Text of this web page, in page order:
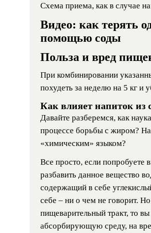
Схема приема, как в случае
Видео: как терять
помощью соды
Польза и вред
При комбинировании
похудеть за неделю на 5 кг и
Как влияет напиток из
Давайте разберемся, как
процессе борьбы с жиром?
«химическим» языком?
Все просто, если попробуете
разбавить данное вещество
содержащий в себе
себе – ни о чем не говорит.
пищеварительный тракт, то
абсорбирующую среду, на